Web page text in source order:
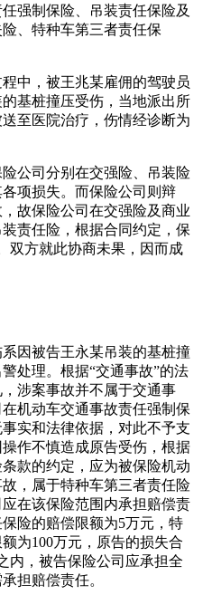
强制保险、吊装责任保险及
、特种车第三者责任保
中，被王兆某雇佣的驾驶员
基桩撞压受伤，当地派出所
至医院治疗，伤情经诊断为
公司分别在交强险、吊装险
项损失。而保险公司则辩
故保险公司在交强险及商业
责任险，根据合同约定，保
双方就此协商未果，因而成
因被告王永某吊装的基桩撞
处理。根据“交通事故”的法
涉案事故并不属于交通事
机动车交通事故责任强制保
实和法律依据，对此不予支
作不慎造成原告受伤，根据
款的约定，应为被保险机动
，属于特种车第三者责任险
在该保险范围内承担赔偿责
险的赔偿限额为5万元，特
为100万元，原告的损失合
内，被告保险公司应承担全
担赔偿责任。